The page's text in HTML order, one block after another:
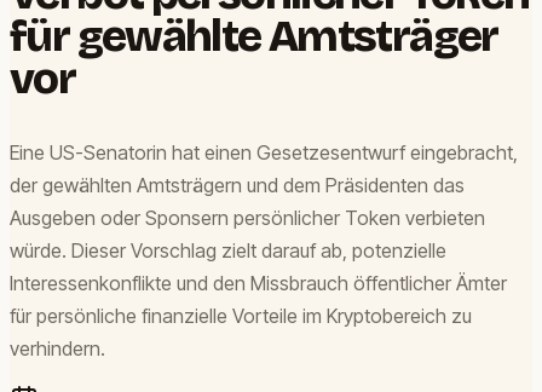
für gewählte Amtsträger
vor
Eine US-Senatorin hat einen Gesetzesentwurf eingebracht,
der gewählten Amtsträgern und dem Präsidenten das
Ausgeben oder Sponsern persönlicher Token verbieten
würde. Dieser Vorschlag zielt darauf ab, potenzielle
Interessenkonflikte und den Missbrauch öffentlicher Ämter
für persönliche finanzielle Vorteile im Kryptobereich zu
verhindern.